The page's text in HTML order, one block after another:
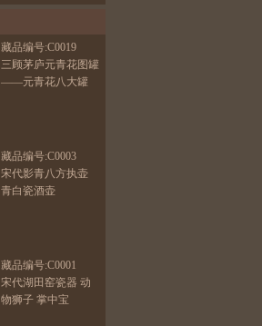
藏品编号:C0019
三顾茅庐元青花图罐
——元青花八大罐
藏品编号:C0003
宋代影青八方执壶
青白瓷酒壶
藏品编号:C0001
宋代湖田窑瓷器 动
物狮子 掌中宝